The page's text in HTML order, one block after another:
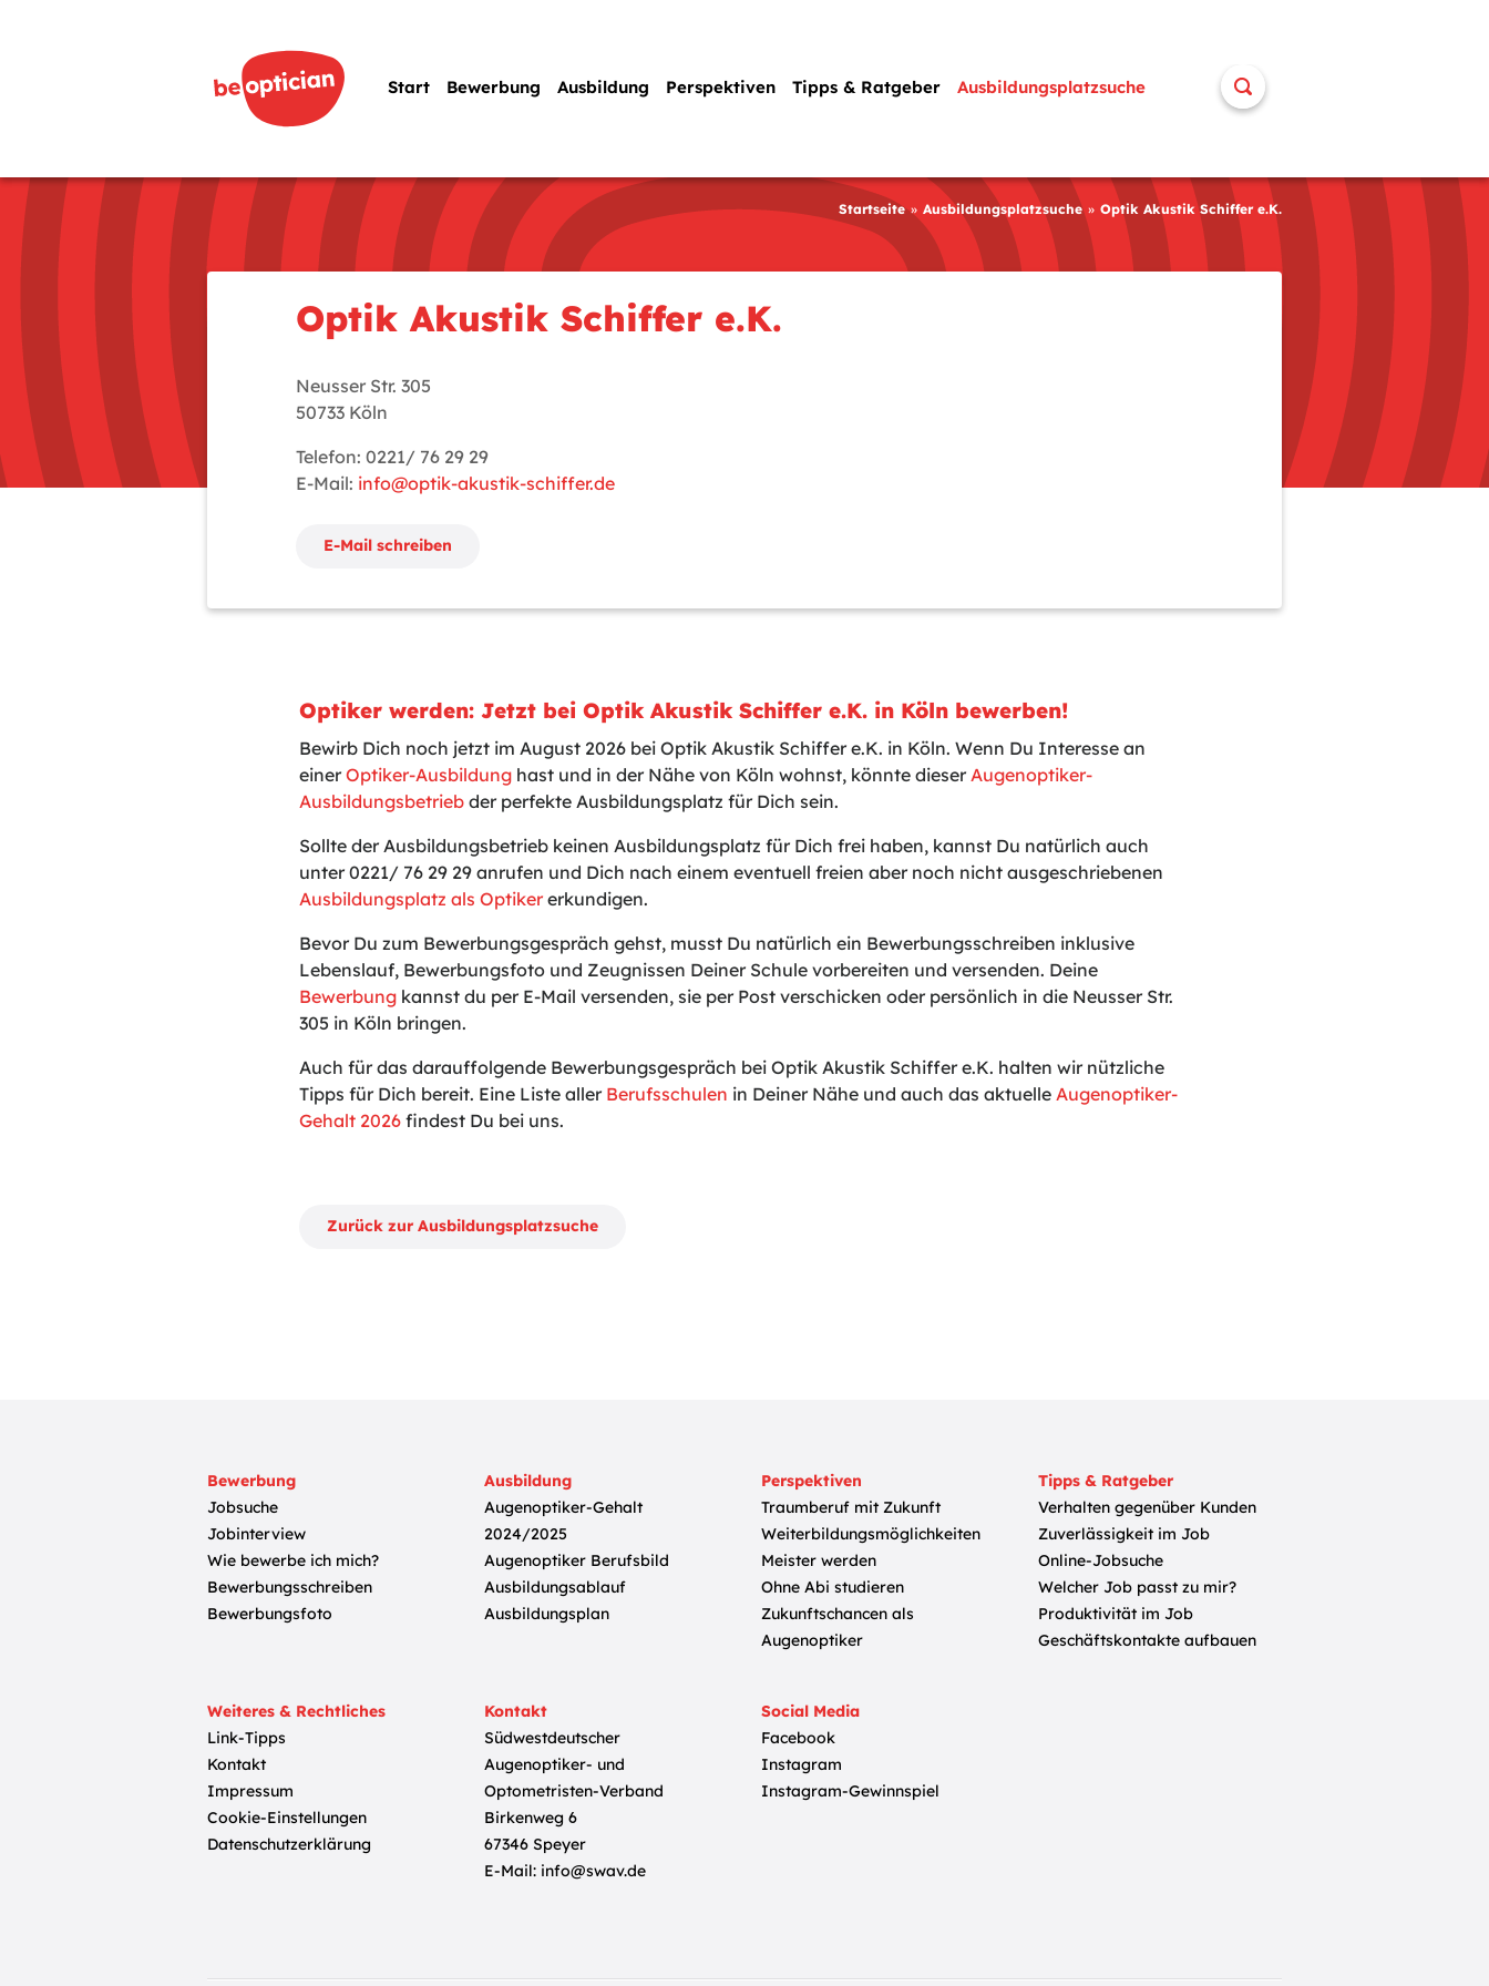
Start Bewerbung Ausbildung Perspektiven Tipps & Ratgeber Ausbildungsplatzsuche
Startseite Ausbildungsplatzsuche Optik Akustik Schiffer e.K.
Optik Akustik Schiffer e.K.
Neusser Str. 305
50733 Köln
Telefon: 0221/ 76 29 29
E-Mail: info@optik-akustik-schiffer.de
E-Mail schreiben
Optiker werden: Jetzt bei Optik Akustik Schiffer e.K. in Köln bewerben!
Bewirb Dich noch jetzt im August 2026 bei Optik Akustik Schiffer e.K. in Köln. Wenn Du Interesse an
einerOptiker-Ausbildung hast und in der Nähe von Köln wohnst, könnte dieserAugenoptiker-
Ausbildungsbetrieb der perfekte Ausbildungsplatz für Dich sein.
Sollte der Ausbildungsbetrieb keinen Ausbildungsplatz für Dich frei haben, kannst Du natürlich auch
unter 0221/ 76 29 29 anrufen und Dich nach einem eventuell freien aber noch nicht ausgeschriebenen
Ausbildungsplatz als Optiker erkundigen.
Bevor Du zum Bewerbungsgespräch gehst, musst Du natürlich ein Bewerbungsschreiben inklusive
Lebenslauf, Bewerbungsfoto und Zeugnissen Deiner Schule vorbereiten und versenden. Deine
Bewerbung kannst du per E-Mail versenden, sie per Post verschicken oder persönlich in die Neusser Str.
305 in Köln bringen.
Auch für das darauffolgende Bewerbungsgespräch bei Optik Akustik Schiffer e.K. halten wir nützliche
Tipps für Dich bereit. Eine Liste aller Berufsschulen in Deiner Nähe und auch das aktuelleAugenoptiker-
Gehalt 2026 findest Du bei uns.
Zurück zur Ausbildungsplatzsuche
Bewerbung
Jobsuche
Jobinterview
Wie bewerbe ich mich?
Bewerbungsschreiben
Bewerbungsfoto
Ausbildung
Augenoptiker-Gehalt
2024/2025
Augenoptiker Berufsbild
Ausbildungsablauf
Ausbildungsplan
Perspektiven
Traumberuf mit Zukunft
Weiterbildungsmöglichkeiten
Meister werden
Ohne Abi studieren
Zukunftschancen als
Augenoptiker
Tipps & Ratgeber
Verhalten gegenüber Kunden
Zuverlässigkeit im Job
Online-Jobsuche
Welcher Job passt zu mir?
Produktivität im Job
Geschäftskontakte aufbauen
Weiteres & Rechtliches
Link-Tipps
Kontakt
Impressum
Cookie-Einstellungen
Datenschutzerklärung
Kontakt
Südwestdeutscher
Augenoptiker- und
Optometristen-Verband
Birkenweg 6
67346 Speyer
E-Mail: info@swav.de
Social Media
Facebook
Instagram
Instagram-Gewinnspiel